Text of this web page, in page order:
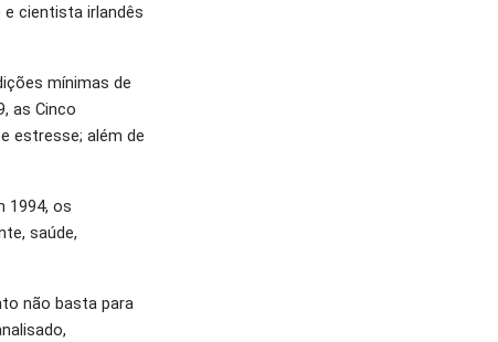
e cientista irlandês
mínimas de
as Cinco
estresse; além de
1994, os
saúde,
não basta para